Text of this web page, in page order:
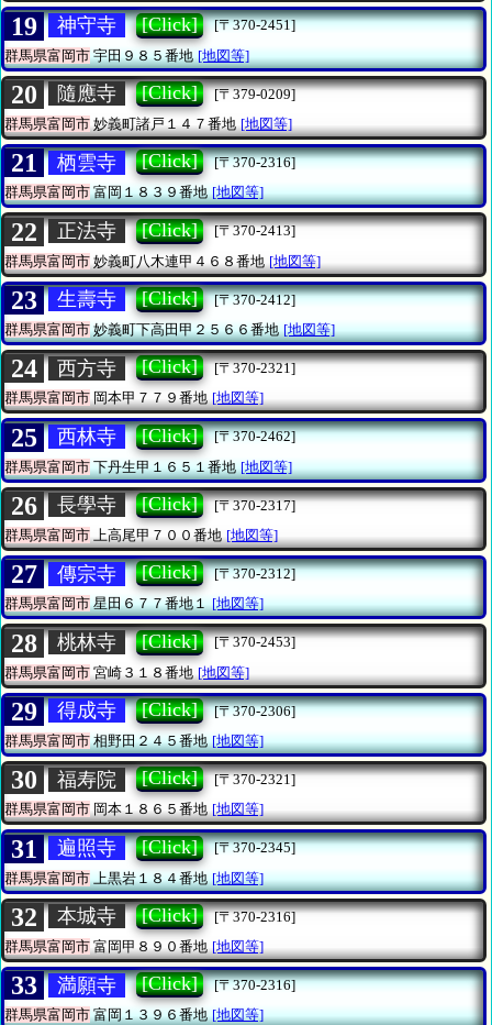
19 神守寺 [Click]
[〒370-2451]
群馬県富岡市宇田９８５番地 [地図等]
20 隨應寺 [Click]
[〒379-0209]
群馬県富岡市 妙義町諸戸１４７番地 [地図等]
21 栖雲寺 [Click]
[〒370-2316]
群馬県富岡市富岡１８３９番地 [地図等]
22 正法寺 [Click]
[〒370-2413]
群馬県富岡市 妙義町八木連甲４６８番地 [地図等]
23 生壽寺 [Click]
[〒370-2412]
群馬県富岡市妙義町下高田甲２５６６番地 [地図等]
24 西方寺 [Click]
[〒370-2321]
群馬県富岡市岡本甲７７９番地 [地図等]
25 西林寺 [Click]
[〒370-2462]
群馬県富岡市下丹生甲１６５１番地 [地図等]
26 長學寺 [Click]
[〒370-2317]
群馬県富岡市 上高尾甲７００番地 [地図等]
27 傳宗寺 [Click]
[〒370-2312]
群馬県富岡市星田６７７番地１ [地図等]
28 桃林寺 [Click]
[〒370-2453]
群馬県富岡市 宮崎３１８番地 [地図等]
29 得成寺 [Click]
[〒370-2306]
群馬県富岡市相野田２４５番地 [地図等]
30 福寿院 [Click]
[〒370-2321]
群馬県富岡市岡本１８６５番地 [地図等]
31 遍照寺 [Click]
[〒370-2345]
群馬県富岡市上黒岩１８４番地 [地図等]
32 本城寺 [Click]
[〒370-2316]
群馬県富岡市 富岡甲８９０番地 [地図等]
33 満願寺 [Click]
[〒370-2316]
群馬県富岡市富岡１３９６番地 [地図等]